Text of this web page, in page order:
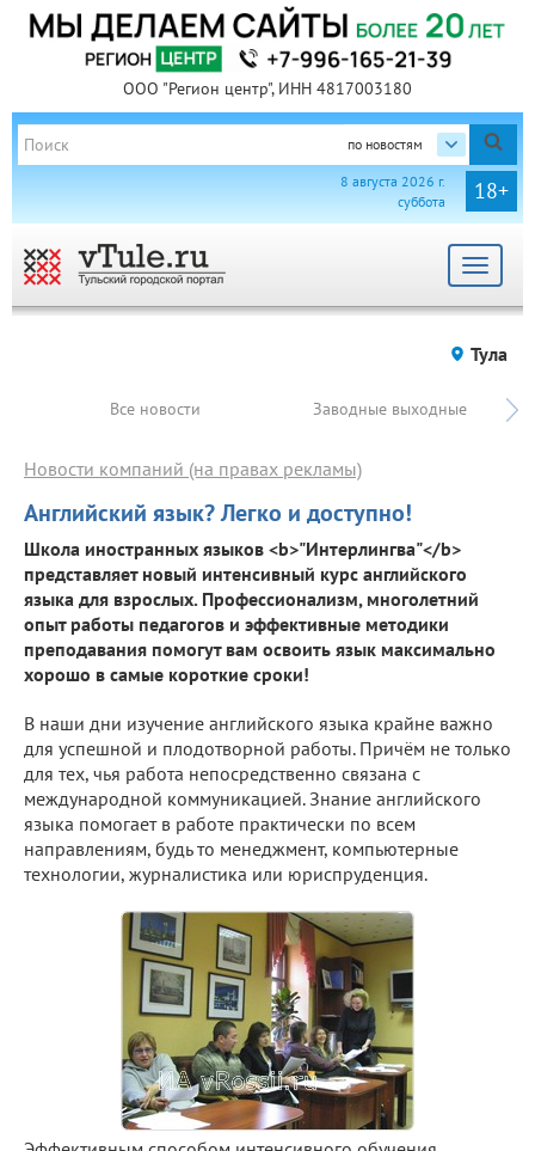
ООО "Регион центр", ИНН 4817003180
по новостям
18+
8 августа 2026 г.
суббота
Toggle
Тула
Все новости Заводные выходные
Английский язык? Легко и доступно!
Новости компаний (на правах рекламы)
Школа иностранных языков <b>"Интерлингва"</b>
представляет новый интенсивный курс английского
языка для взрослых. Профессионализм, многолетний
опыт работы педагогов и эффективные методики
преподавания помогут вам освоить язык максимально
хорошо в самые короткие сроки!
В наши дни изучение английского языка крайне важно
для успешной и плодотворной работы. Причём не только
для тех, чья работа непосредственно связана с
международной коммуникацией. Знание английского
языка помогает в работе практически по всем
направлениям, будь то менеджмент, компьютерные
технологии, журналистика или юриспруденция.